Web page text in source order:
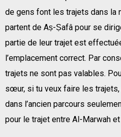
de gens font les trajets dans la
partent de Aṣ-Ṣafâ pour se
partie de leur trajet est
l’emplacement correct. Par
trajets ne sont pas valables.
sœur, si tu veux faire les
dans l’ancien parcours
pour le trajet entre Al-Marwah